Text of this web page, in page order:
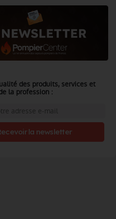
des produits, services et
la profession :
la newsletter